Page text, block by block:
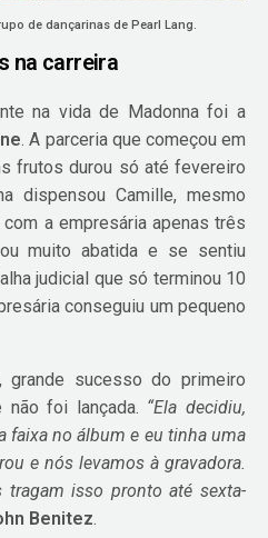
de dançarinas de Pearl Lang.
na carreira
na vida de Madonna foi a
. A parceria que começou em
frutos durou só até fevereiro
dispensou Camille, mesmo
a empresária apenas três
muito abatida e se sentiu
judicial que só terminou 10
conseguiu um pequeno
, grande sucesso do primeiro
não foi lançada. “Ela decidiu,
faixa no álbum e eu tinha uma
e nós levamos à gravadora.
tragam isso pronto até sexta-
Benitez.